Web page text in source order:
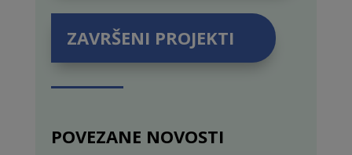
ZAVRŠENI PROJEKTI
POVEZANE NOVOSTI